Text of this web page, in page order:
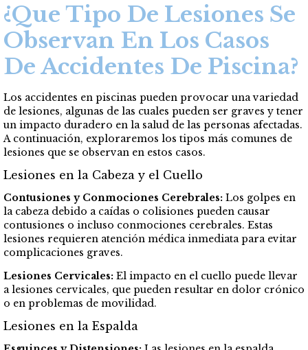
¿Que Tipo De Lesiones Se
Observan En Los Casos
De Accidentes De Piscina?
Los accidentes en piscinas pueden provocar una variedad
de lesiones, algunas de las cuales pueden ser graves y tener
un impacto duradero en la salud de las personas afectadas.
A continuación, exploraremos los tipos más comunes de
lesiones que se observan en estos casos.
Lesiones en la Cabeza y el Cuello
Contusiones y Conmociones Cerebrales: Los golpes en
la cabeza debido a caídas o colisiones pueden causar
contusiones o incluso conmociones cerebrales. Estas
lesiones requieren atención médica inmediata para evitar
complicaciones graves.
Lesiones Cervicales: El impacto en el cuello puede llevar
a lesiones cervicales, que pueden resultar en dolor crónico
o en problemas de movilidad.
Lesiones en la Espalda